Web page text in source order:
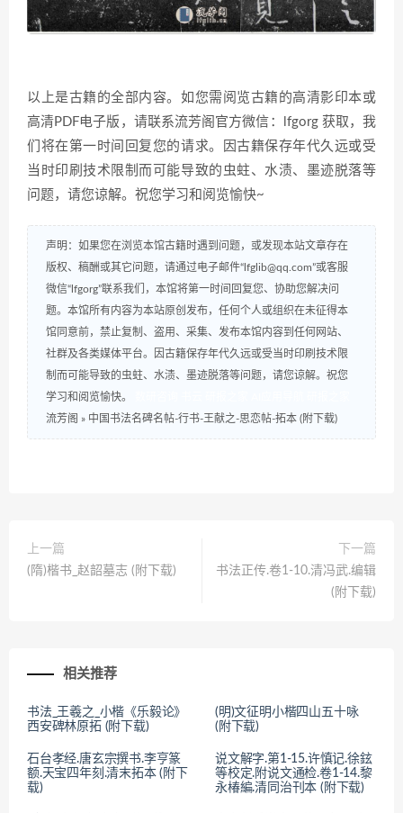
以上是古籍的全部内容。如您需阅览古籍的高清影印本或
高清PDF电子版，请联系流芳阁官方微信：lfgorg 获取，我
们将在第一时间回复您的请求。因古籍保存年代久远或受
当时印刷技术限制而可能导致的虫蛀、水渍、墨迹脱落等
问题，请您谅解。祝您学习和阅览愉快~
声明：如果您在浏览本馆古籍时遇到问题，或发现本站文章存在
版权、稿酬或其它问题，请通过电子邮件“lfglib@qq.com”或客服
微信“lfgorg”联系我们，本馆将第一时间回复您、协助您解决问
题。本馆所有内容为本站原创发布，任何个人或组织在未征得本
馆同意前，禁止复制、盗用、采集、发布本馆内容到任何网站、
社群及各类媒体平台。因古籍保存年代久远或受当时印刷技术限
制而可能导致的虫蛀、水渍、墨迹脱落等问题，请您谅解。祝您
学习和阅览愉快。
流芳阁 » 中国书法名碑名帖-行书-王献之-思恋帖-拓本 (附下载)
上一篇
(隋)楷书_赵韶墓志 (附下载)
下一篇
书法正传.卷1-10.清冯武.编辑
(附下载)
相关推荐
书法_王羲之_小楷《乐毅论》
西安碑林原拓 (附下载)
(明)文征明小楷四山五十咏
(附下载)
石台孝经.唐玄宗撰书.李亨篆
额.天宝四年刻.清末拓本 (附下
载)
说文解字.第1-15.许慎记.徐鉉
等校定.附说文通检.卷1-14.黎
永椿編.清同治刊本 (附下载)